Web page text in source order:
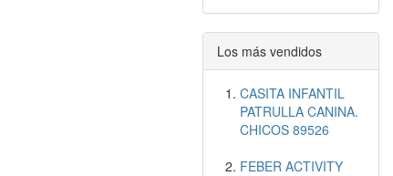
Los más vendidos
CASITA INFANTIL
PATRULLA CANINA.
CHICOS 89526
FEBER ACTIVITY